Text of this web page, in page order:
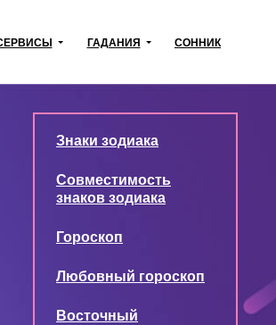
ГАДАНИЯ СОННИК
Знаки зодиака
Совместимость
знаков зодиака
Гороскоп
Любовный гороскоп
Восточный